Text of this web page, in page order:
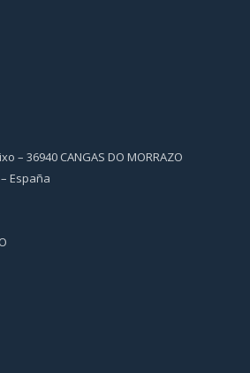
– 36940 CANGAS DO MORRAZO
España